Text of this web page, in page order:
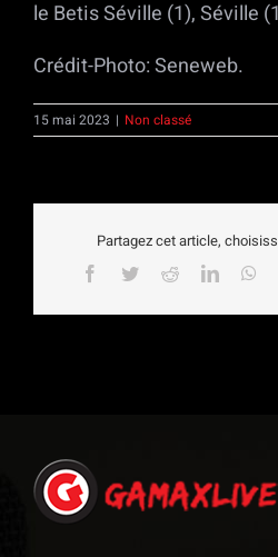
le Betis Séville (1), Séville
Crédit-Photo: Seneweb.
15 mai 2023 | Non classé
Partagez cet article,
Facebook
TwitterRedditLinkedIn